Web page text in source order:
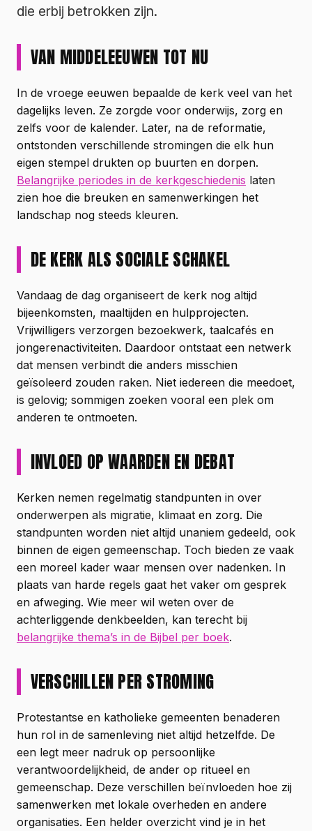
die erbij betrokken zijn.
VAN MIDDELEEUWEN TOT NU
In de vroege eeuwen bepaalde de kerk veel van het
dagelijks leven. Ze zorgde voor onderwijs, zorg en
zelfs voor de kalender. Later, na de reformatie,
ontstonden verschillende stromingen die elk hun
eigen stempel drukten op buurten en dorpen.
Belangrijke periodes in de kerkgeschiedenis laten
zien hoe die breuken en samenwerkingen het
landschap nog steeds kleuren.
DE KERK ALS SOCIALE SCHAKEL
Vandaag de dag organiseert de kerk nog altijd
bijeenkomsten, maaltijden en hulpprojecten.
Vrijwilligers verzorgen bezoekwerk, taalcafés en
jongerenactiviteiten. Daardoor ontstaat een netwerk
dat mensen verbindt die anders misschien
geïsoleerd zouden raken. Niet iedereen die meedoet,
is gelovig; sommigen zoeken vooral een plek om
anderen te ontmoeten.
INVLOED OP WAARDEN EN DEBAT
Kerken nemen regelmatig standpunten in over
onderwerpen als migratie, klimaat en zorg. Die
standpunten worden niet altijd unaniem gedeeld, ook
binnen de eigen gemeenschap. Toch bieden ze vaak
een moreel kader waar mensen over nadenken. In
plaats van harde regels gaat het vaker om gesprek
en afweging. Wie meer wil weten over de
achterliggende denkbeelden, kan terecht bij
belangrijke thema’s in de Bijbel per boek.
VERSCHILLEN PER STROMING
Protestantse en katholieke gemeenten benaderen
hun rol in de samenleving niet altijd hetzelfde. De
een legt meer nadruk op persoonlijke
verantwoordelijkheid, de ander op ritueel en
gemeenschap. Deze verschillen beïnvloeden hoe zij
samenwerken met lokale overheden en andere
organisaties. Een helder overzicht vind je in het